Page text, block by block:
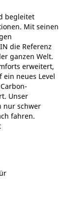
begleitet
Mit seinen
die Referenz
ganzen Welt.
erweitert,
neues Level
Unser
nur schwer
fahren.